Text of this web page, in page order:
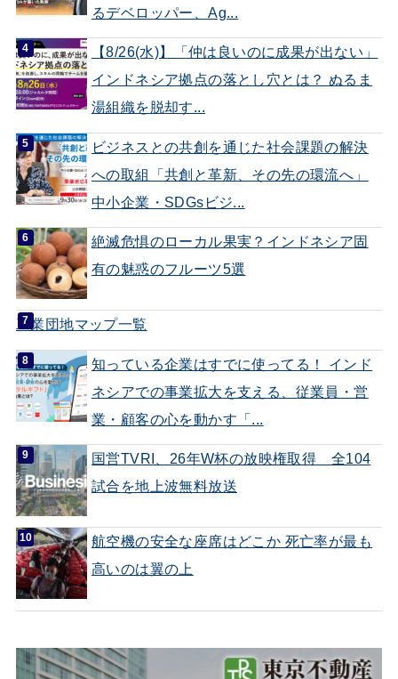
るデベロッパー、Ag...
【8/26(水)】「仲は良いのに成果が出ない」
インドネシア拠点の落とし穴とは？ ぬるま
湯組織を脱却す...
ビジネスとの共創を通じた社会課題の解決
への取組「共創と革新、その先の環流へ」
中小企業・SDGsビジ...
絶滅危惧のローカル果実？インドネシア固
有の魅惑のフルーツ5選
工業団地マップ一覧
知っている企業はすでに使ってる！ インド
ネシアでの事業拡大を支える、従業員・営
業・顧客の心を動かす「...
国営TVRI、26年W杯の放映権取得 全104
試合を地上波無料放送
航空機の安全な座席はどこか 死亡率が最も
高いのは翼の上